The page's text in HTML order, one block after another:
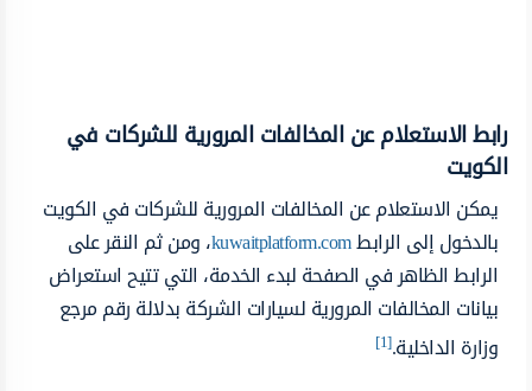
رابط الاستعلام عن المخالفات المرورية للشركات في
الكويت
يمكن الاستعلام عن المخالفات المرورية للشركات في الكويت
بالدخول إلى الرابطkuwaitplatform.com، ومن ثم النقر على
الرابط الظاهر في الصفحة لبدء الخدمة، التي تتيح استعراض
بيانات المخالفات المرورية لسيارات الشركة بدلالة رقم مرجع
وزارة الداخلية.[1]